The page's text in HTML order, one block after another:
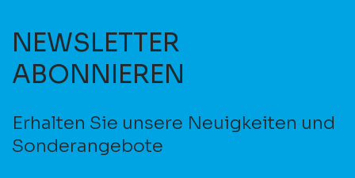
NEWSLETTER
ABONNIEREN
Erhalten Sie unsere Neuigkeiten und
Sonderangebote